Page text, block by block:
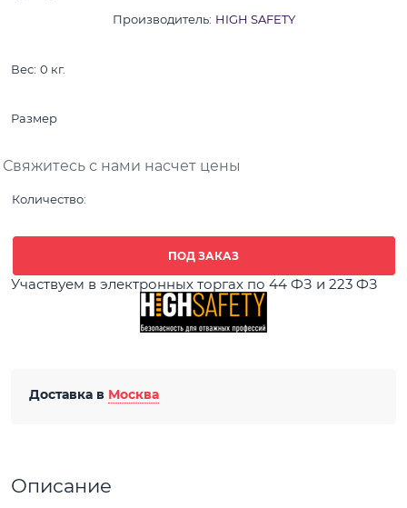
Производитель: HIGH SAFETY
Вес: 0 кг.
Размер
Свяжитесь с нами насчет цены
Количество:
ПОД ЗАКАЗ
Участвуем в электронных торгах по 44 ФЗ и 223 ФЗ
Доставка в Москва
Описание